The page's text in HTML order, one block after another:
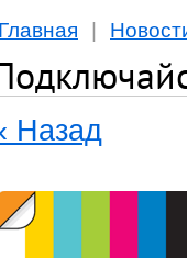
2026 г. с 02:00 до 10:00 по
московскому времени
операторов
и Триколор может быть
Убедительная просьба в
не производить поиск
Вещание телеканалов и
возобновится
Главная |
Назад